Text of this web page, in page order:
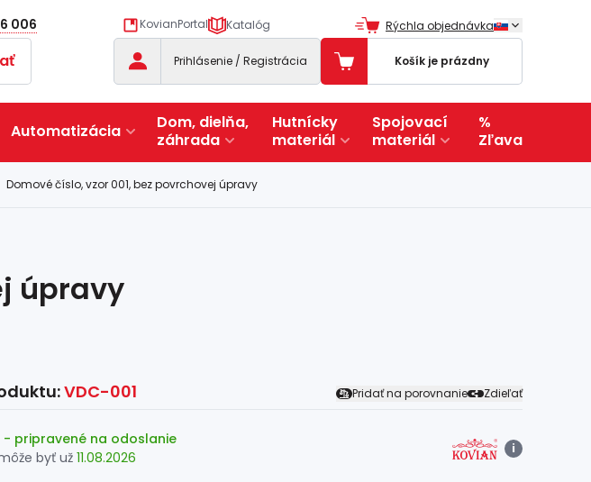
006 KovianPortal Katalóg Rýchla objednávka
Prihlásenie / Registrácia Košík je prázdny
Automatizácia
Dom, dielňa,
záhrada
Hutnícky
materiál
Spojovací
materiál
%
Zľava
Domové číslo, vzor 001, bez povrchovej úpravy
úpravy
VDC-001 Pridať na porovnanie Zdieľať
- pripravené na odoslanie
byť už 11.08.2026
i